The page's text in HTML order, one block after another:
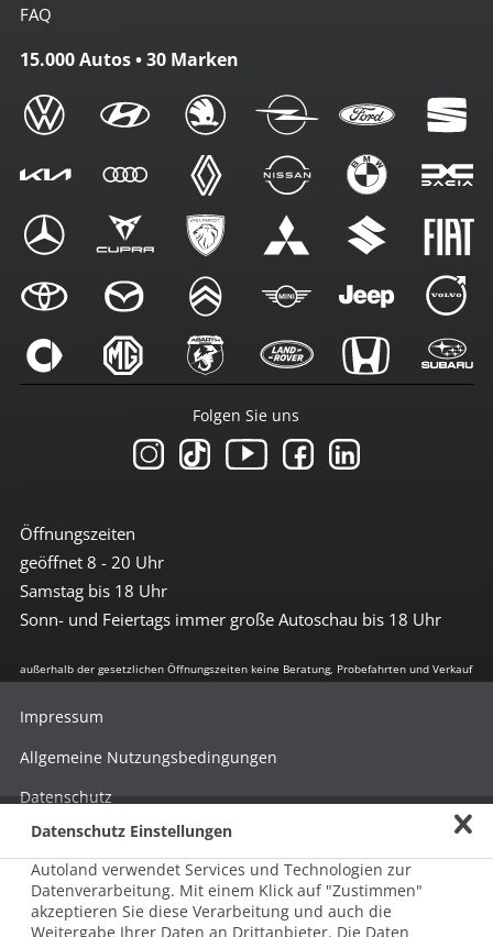
FAQ
15.000 Autos • 30 Marken
Öffnungszeiten
geöffnet 8 - 20 Uhr
Samstag bis 18 Uhr
Sonn- und Feiertags immer große Autoschau bis 18 Uhr
Folgen Sie uns
außerhalb der gesetzlichen Öffnungszeiten keine Beratung, Probefahrten und Verkauf
Impressum
Allgemeine Nutzungsbedingungen
Datenschutz
Hinweisgebersystem nach HinSchG
Beschwerde nach LkSG
Grundsatzerklärung zum LkSG
Datenschutz Einstellungen
Autoland verwendet Services und Technologien zur
Datenverarbeitung. Mit einem Klick auf "Zustimmen"
akzeptieren Sie diese Verarbeitung und auch die
Weitergabe Ihrer Daten an Drittanbieter. Die Daten